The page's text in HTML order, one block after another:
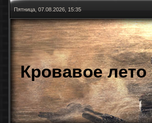
Пятница, 07.08.2026, 15:35
Кровавое